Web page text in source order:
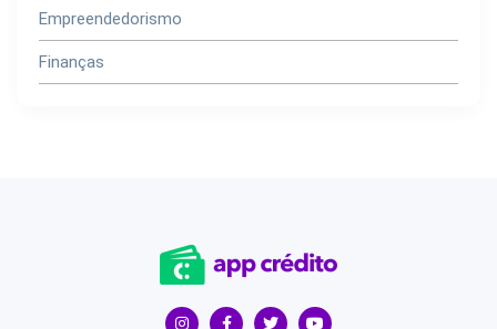
Empreendedorismo
Finanças